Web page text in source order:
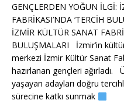
GENÇLERDEN YOĞUN İLGİ:
FABRİKASI’NDA ‘TERCİH
İZMİR KÜLTÜR SANAT
BULUŞMALARI İzmir’in
merkezi İzmir Kültür Sanat
hazırlanan gençleri ağırladı.
yaşayan adayları doğru
sürecine katkı sunmak